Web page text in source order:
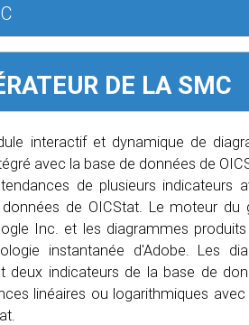
DE LA SMC
interactif et dynamique de
avec la base de données de
de plusieurs indicateurs
de OICStat. Le moteur du
Inc. et les diagrammes
instantanée d'Adobe. Les
indicateurs de la base de
linéaires ou logarithmiques